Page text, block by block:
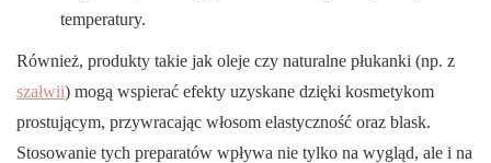
temperatury.
Również, produkty takie jak oleje czy naturalne płukanki (np. z
szałwii) mogą wspierać efekty uzyskane dzięki kosmetykom
prostującym, przywracając włosom elastyczność oraz blask.
Stosowanie tych preparatów wpływa nie tylko na wygląd, ale i na